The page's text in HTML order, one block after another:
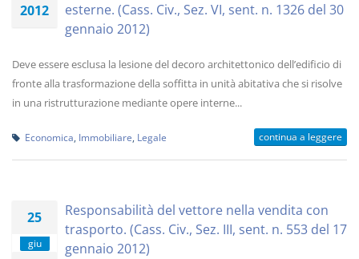
2012
esterne. (Cass. Civ., Sez. VI, sent. n. 1326 del 30
gennaio 2012)
Deve essere esclusa la lesione del decoro architettonico dell’edificio di
fronte alla trasformazione della soffitta in unità abitativa che si risolve
in una ristrutturazione mediante opere interne...
Economica Immobiliare Legale continua a leggere
25
giu
Responsabilità del vettore nella vendita con
trasporto. (Cass. Civ., Sez. III, sent. n. 553 del 17
gennaio 2012)